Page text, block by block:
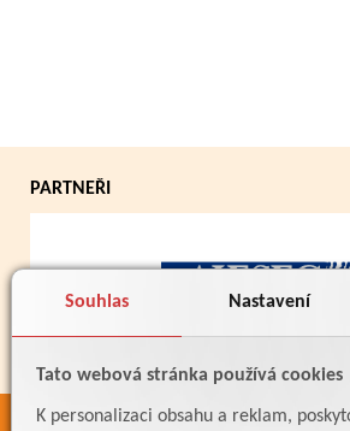
Souhlas Nastavení
Tato webová stránka používá cookies
K personalizaci obsahu a reklam,
PARTNEŘI